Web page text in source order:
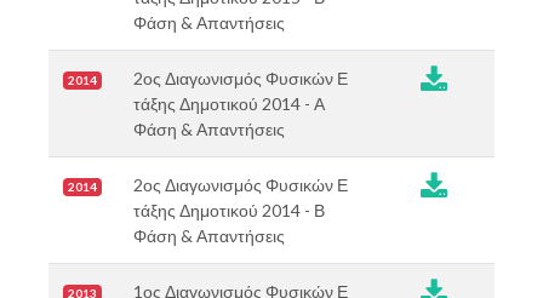
Φάση & Απαντήσεις
2014
2ος Διαγωνισμός Φυσικών Ε
τάξης Δημοτικού 2014 - Α
Φάση & Απαντήσεις
2014
2ος Διαγωνισμός Φυσικών Ε
τάξης Δημοτικού 2014 - Β
Φάση & Απαντήσεις
2013
1ος Διαγωνισμός Φυσικών Ε